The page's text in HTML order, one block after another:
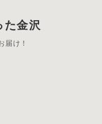
た金沢
届け！